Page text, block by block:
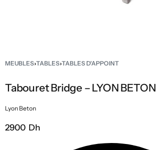
MEUBLES›TABLES›TABLES D'APPOINT
Tabouret Bridge – LYON BETON
Lyon Beton
2900 Dh